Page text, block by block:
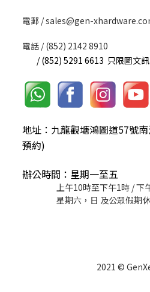
電郵 / sales@gen-
電話 / (852) 2142 8910
/ (852) 5291 6613 只限圖文
地址：九龍觀塘鴻圖道57號
預約)
辦公時間：星期一至五
上午10時至下午1時 / 下午
星期六，日 及公眾假期
2021 ©